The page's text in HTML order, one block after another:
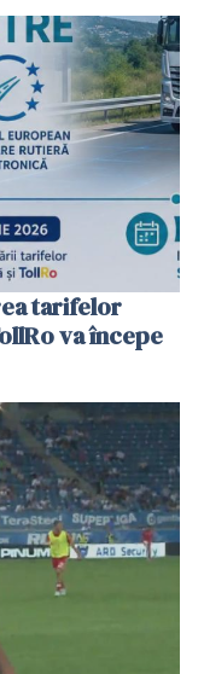
tarifelor
va începe